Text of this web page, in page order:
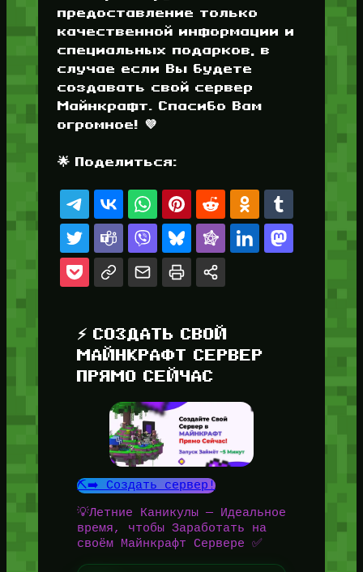
предоставление только
качественной информации и
специальных подарков, в
случае если Вы будете
создавать свой сервер
Майнкрафт. Спасибо Вам
огромное! 💜
🌟 Поделиться:
⚡ СОЗДАТЬ СВОЙ
МАЙНКРАФТ СЕРВЕР
ПРЯМО СЕЙЧАС
⛏️➡️ Создать сервер!
💡Летние Каникулы — Идеальное
время, чтобы Заработать на
своём Майнкрафт Сервере ✅